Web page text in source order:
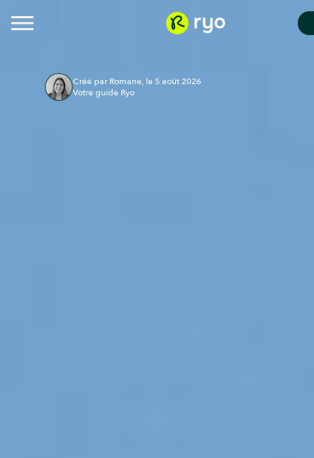
Créé par Romane, le 5 août 2026
Votre guide Ryo